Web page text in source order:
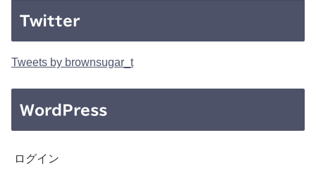
Twitter
Tweets by brownsugar_t
WordPress
ログイン